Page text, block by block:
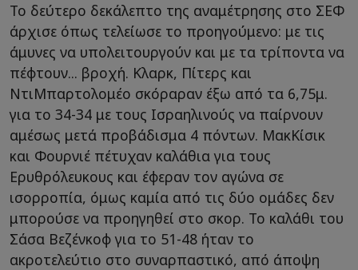
Το δεύτερο δεκάλεπτο της αναμέτρησης στο ΣΕΦ
άρχισε όπως τελείωσε το προηγούμενο: με τις
άμυνες να υπολειτουργούν και με τα τρίποντα να
πέφτουν... βροχή. Κλαρκ, Πίτερς και
ΝτιΜπαρτολομέο σκόραραν έξω από τα 6,75μ.
για το 34-34 με τους Ισραηλινούς να παίρνουν
αμέσως μετά προβάδισμα 4 πόντων. ΜακΚίσικ
και Φουρνιέ πέτυχαν καλάθια για τους
Ερυθρόλευκους και έφεραν τον αγώνα σε
ισορροπία, όμως καμία από τις δύο ομάδες δεν
μπορούσε να προηγηθεί στο σκορ. Το καλάθι του
Σάσα Βεζένκοφ για το 51-48 ήταν το
ακροτελεύτιο στο συναρπαστικό, από άποψη